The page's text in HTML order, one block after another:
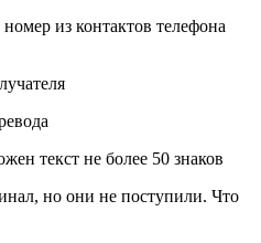
из контактов телефона
текст не более 50 знаков
но они не поступили. Что